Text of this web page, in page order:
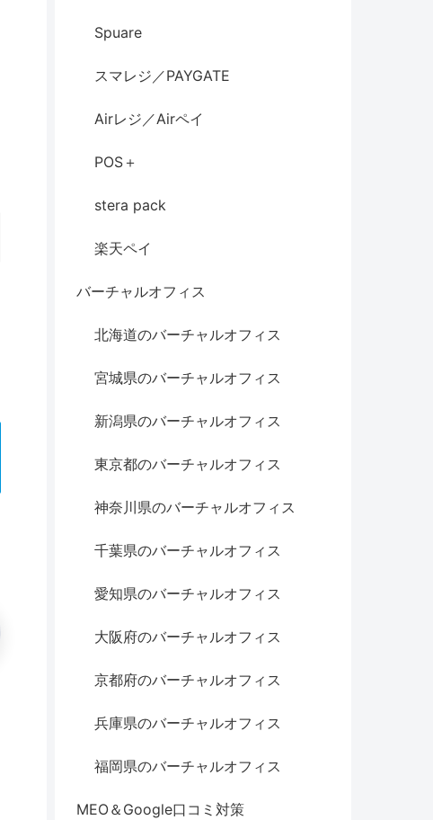
Spuare
スマレジ／PAYGATE
Airレジ／Airペイ
POS＋
stera pack
楽天ペイ
バーチャルオフィス
北海道のバーチャルオフィス
宮城県のバーチャルオフィス
新潟県のバーチャルオフィス
東京都のバーチャルオフィス
神奈川県のバーチャルオフィス
千葉県のバーチャルオフィス
愛知県のバーチャルオフィス
大阪府のバーチャルオフィス
京都府のバーチャルオフィス
兵庫県のバーチャルオフィス
福岡県のバーチャルオフィス
MEO＆Google口コミ対策